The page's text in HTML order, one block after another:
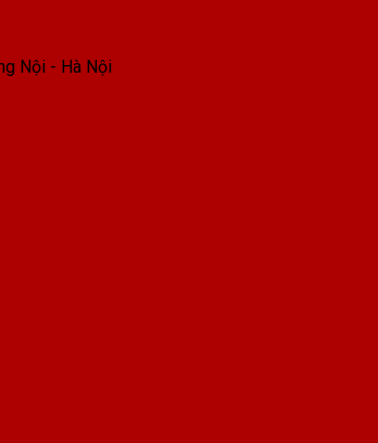
Nội - Hà Nội